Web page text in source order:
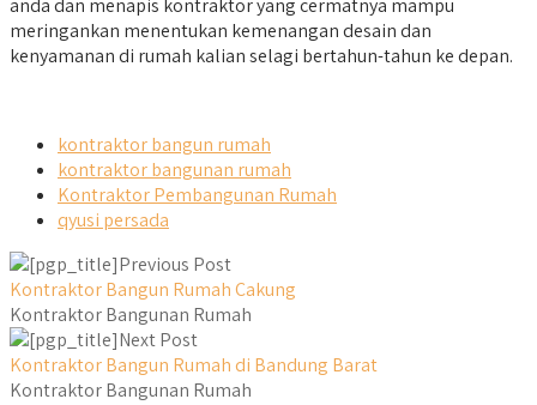
anda dan menapis kontraktor yang cermatnya mampu
meringankan menentukan kemenangan desain dan
kenyamanan di rumah kalian selagi bertahun-tahun ke depan.
kontraktor bangun rumah
kontraktor bangunan rumah
Kontraktor Pembangunan Rumah
qyusi persada
Previous Post
Kontraktor Bangun Rumah Cakung
Kontraktor Bangunan Rumah
Next Post
Kontraktor Bangun Rumah di Bandung Barat
Kontraktor Bangunan Rumah